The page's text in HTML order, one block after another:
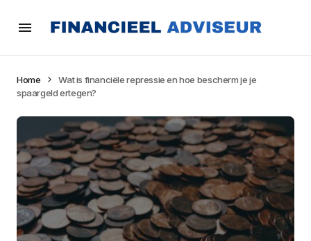
Home
Wat is financiële repressie en hoe bescherm je je
spaargeld ertegen?